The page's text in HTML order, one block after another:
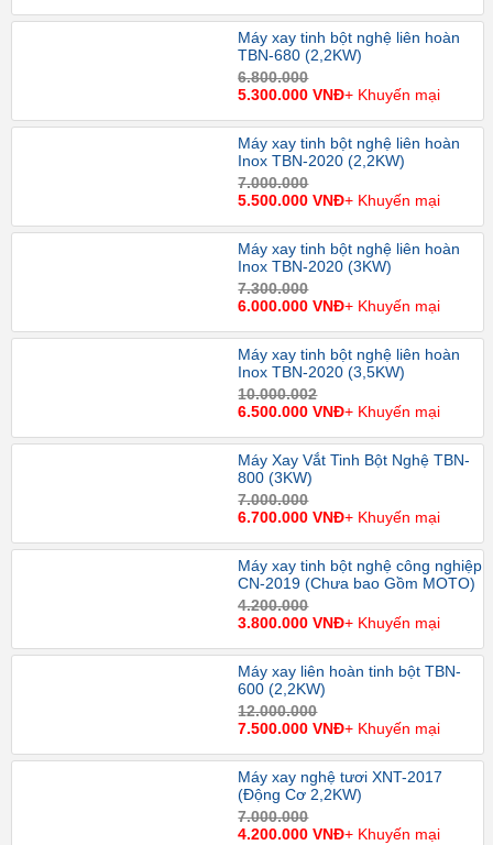
Máy xay tinh bột nghệ liên hoàn
TBN-680 (2,2KW)
6.800.000
5.300.000 VNĐ+ Khuyến mại
Máy xay tinh bột nghệ liên hoàn
Inox TBN-2020 (2,2KW)
7.000.000
5.500.000 VNĐ+ Khuyến mại
Máy xay tinh bột nghệ liên hoàn
Inox TBN-2020 (3KW)
7.300.000
6.000.000 VNĐ+ Khuyến mại
Máy xay tinh bột nghệ liên hoàn
Inox TBN-2020 (3,5KW)
10.000.002
6.500.000 VNĐ+ Khuyến mại
Máy Xay Vắt Tinh Bột Nghệ TBN-
800 (3KW)
7.000.000
6.700.000 VNĐ+ Khuyến mại
Máy xay tinh bột nghệ công nghiệp
CN-2019 (Chưa bao Gồm MOTO)
4.200.000
3.800.000 VNĐ+ Khuyến mại
Máy xay liên hoàn tinh bột TBN-
600 (2,2KW)
12.000.000
7.500.000 VNĐ+ Khuyến mại
Máy xay nghệ tươi XNT-2017
(Động Cơ 2,2KW)
7.000.000
4.200.000 VNĐ+ Khuyến mại